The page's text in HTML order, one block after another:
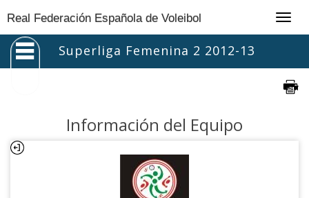
Real Federación Española de Voleibol
Superliga Femenina 2 2012-13
Información del Equipo